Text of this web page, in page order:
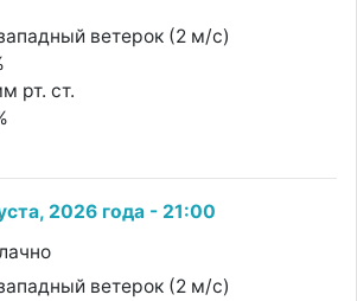
ветерок (2 м/с)
рт. ст.
2026 года - 21:00
ветерок (2 м/с)